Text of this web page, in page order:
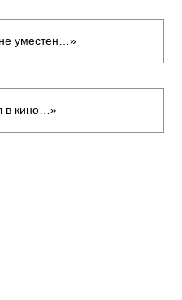
уместен…»
в кино…»